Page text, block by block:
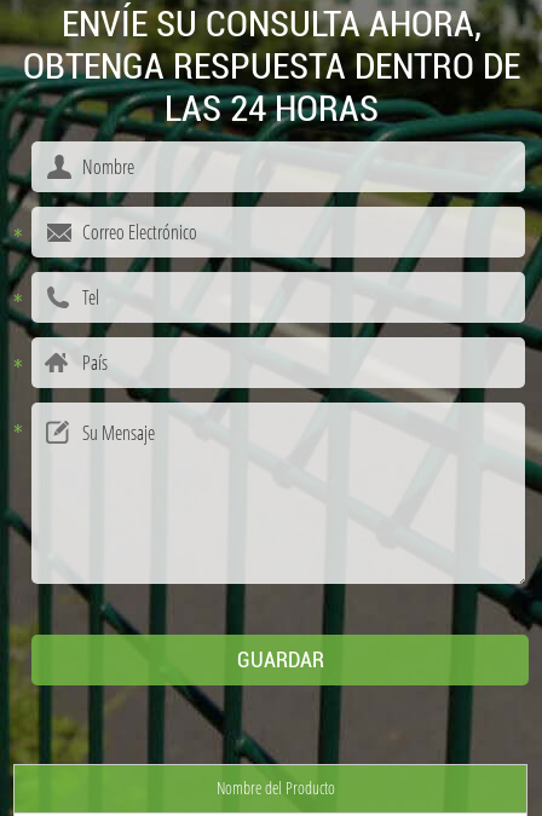
ENVÍE SU CONSULTA AHORA,
OBTENGA RESPUESTA DENTRO DE
LAS 24 HORAS
Nombre del Producto